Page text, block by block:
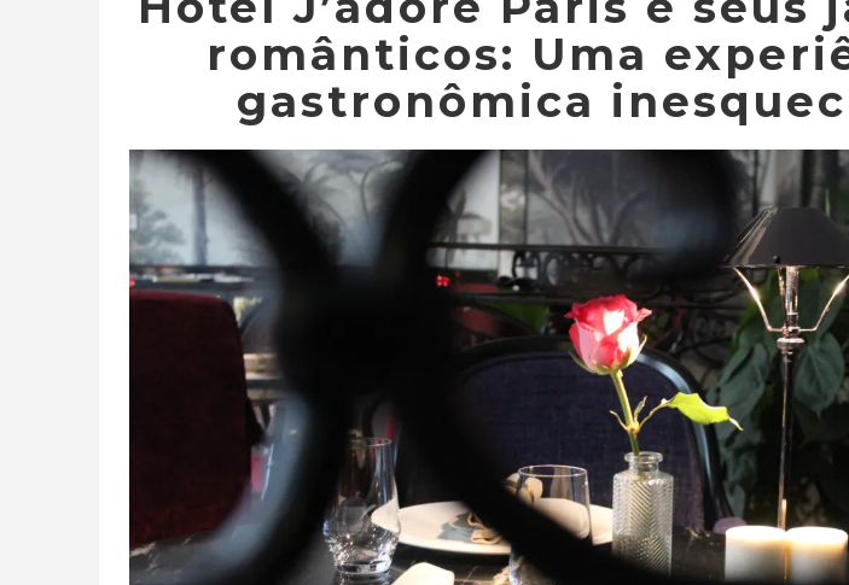
românticos: Uma
gastronômica